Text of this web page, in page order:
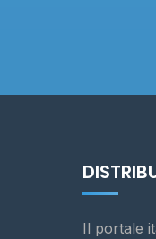
Il portale